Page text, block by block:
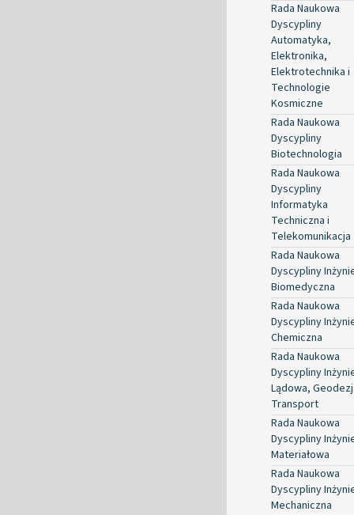
Rada Naukowa
Dyscypliny
Automatyka,
Elektronika,
Elektrotechnika i
Technologie
Kosmiczne
Rada Naukowa
Dyscypliny
Biotechnologia
Rada Naukowa
Dyscypliny
Informatyka
Techniczna i
Telekomunikacja
Rada Naukowa
Dyscypliny
Biomedyczna
Rada Naukowa
Dyscypliny
Chemiczna
Rada Naukowa
Dyscypliny
Lądowa,
Transport
Rada Naukowa
Dyscypliny
Materiałowa
Rada Naukowa
Dyscypliny
Mechaniczna